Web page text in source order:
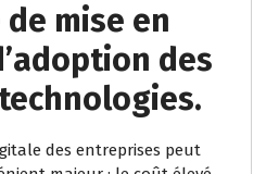
mise en
des
des entreprises peut